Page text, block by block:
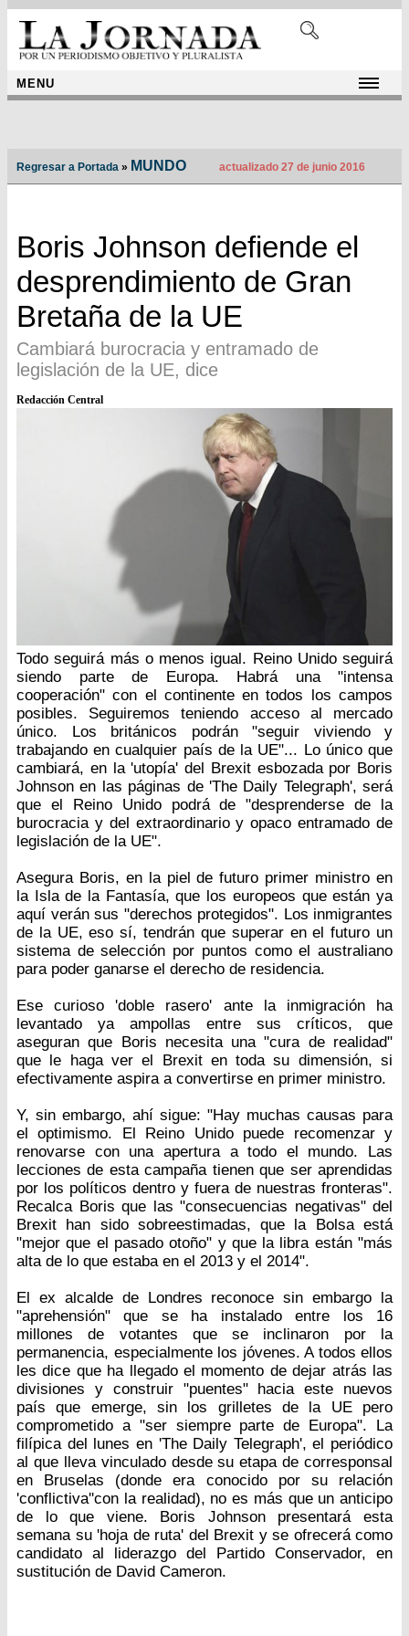
MENU
Regresar a Portada » MUNDO actualizado 27 de junio 2016
Boris Johnson defiende el
desprendimiento de Gran
Bretaña de la UE
Cambiará burocracia y entramado de
legislación de la UE, dice
Redacción Central
Todo seguirá más o menos igual. Reino Unido seguirá
siendo parte de Europa. Habrá una "intensa
cooperación" con el continente en todos los campos
posibles. Seguiremos teniendo acceso al mercado
único. Los británicos podrán "seguir viviendo y
trabajando en cualquier país de la UE"... Lo único que
cambiará, en la 'utopía' del Brexit esbozada por Boris
Johnson en las páginas de 'The Daily Telegraph', será
que el Reino Unido podrá de "desprenderse de la
burocracia y del extraordinario y opaco entramado de
legislación de la UE".
Asegura Boris, en la piel de futuro primer ministro en
la Isla de la Fantasía, que los europeos que están ya
aquí verán sus "derechos protegidos". Los inmigrantes
de la UE, eso sí, tendrán que superar en el futuro un
sistema de selección por puntos como el australiano
para poder ganarse el derecho de residencia.
Ese curioso 'doble rasero' ante la inmigración ha
levantado ya ampollas entre sus críticos, que
aseguran que Boris necesita una "cura de realidad"
que le haga ver el Brexit en toda su dimensión, si
efectivamente aspira a convertirse en primer ministro.
Y, sin embargo, ahí sigue: "Hay muchas causas para
el optimismo. El Reino Unido puede recomenzar y
renovarse con una apertura a todo el mundo. Las
lecciones de esta campaña tienen que ser aprendidas
por los políticos dentro y fuera de nuestras fronteras".
Recalca Boris que las "consecuencias negativas" del
Brexit han sido sobreestimadas, que la Bolsa está
"mejor que el pasado otoño" y que la libra están "más
alta de lo que estaba en el 2013 y el 2014".
El ex alcalde de Londres reconoce sin embargo la
"aprehensión" que se ha instalado entre los 16
millones de votantes que se inclinaron por la
permanencia, especialmente los jóvenes. A todos ellos
les dice que ha llegado el momento de dejar atrás las
divisiones y construir "puentes" hacia este nuevos
país que emerge, sin los grilletes de la UE pero
comprometido a "ser siempre parte de Europa". La
filípica del lunes en 'The Daily Telegraph', el periódico
al que lleva vinculado desde su etapa de corresponsal
en Bruselas (donde era conocido por su relación
'conflictiva''con la realidad), no es más que un anticipo
de lo que viene. Boris Johnson presentará esta
semana su 'hoja de ruta' del Brexit y se ofrecerá como
candidato al liderazgo del Partido Conservador, en
sustitución de David Cameron.